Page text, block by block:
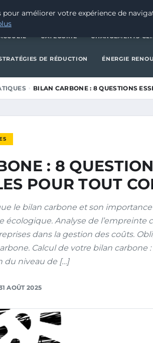
CATÉGORIE
CATÉGORIE CHANGEMENTS
DE RÉDUCTION ÉNERGIE
BILAN CARBONE : 8 QUESTIONS
: 8
POUR TOUT
le bilan carbone et son
Analyse de l’empreinte
dans la gestion des coûts.
Calcul de votre bilan carbone
du niveau de […]
AOÛT 2025
pour améliorer votre expérience de